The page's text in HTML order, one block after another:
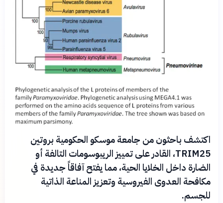
اكتشف باحثون من جامعة موسكو الحكومية بروتين
TRIM25، القادر على تمييز الريبوسومات التالفة أو
الضارة داخل الخلايا الحية، مما يفتح آفاقاً جديدة في
مكافحة العدوى الفيروسية وتعزيز المناعة الذاتية
للجسم.